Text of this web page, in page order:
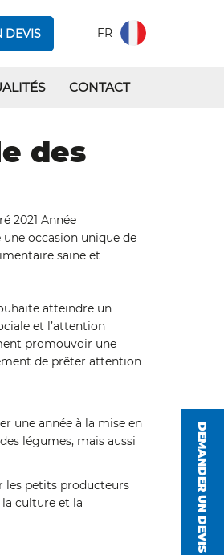
DEVIS FR
CONTACT
des
2021 Année
une occasion unique de
saine et
atteindre un
et l’attention
promouvoir une
de prêter attention
une année à la mise en
légumes, mais aussi
les petits producteurs
culture et la
DEMANDER UN DEVIS